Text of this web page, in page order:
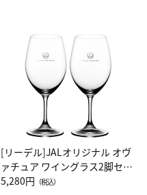
[リーデル]JALオリジナル オヴ
ァチュア ワイングラス2脚セッ
ト（レッドワイン）
5,280円 （税込）